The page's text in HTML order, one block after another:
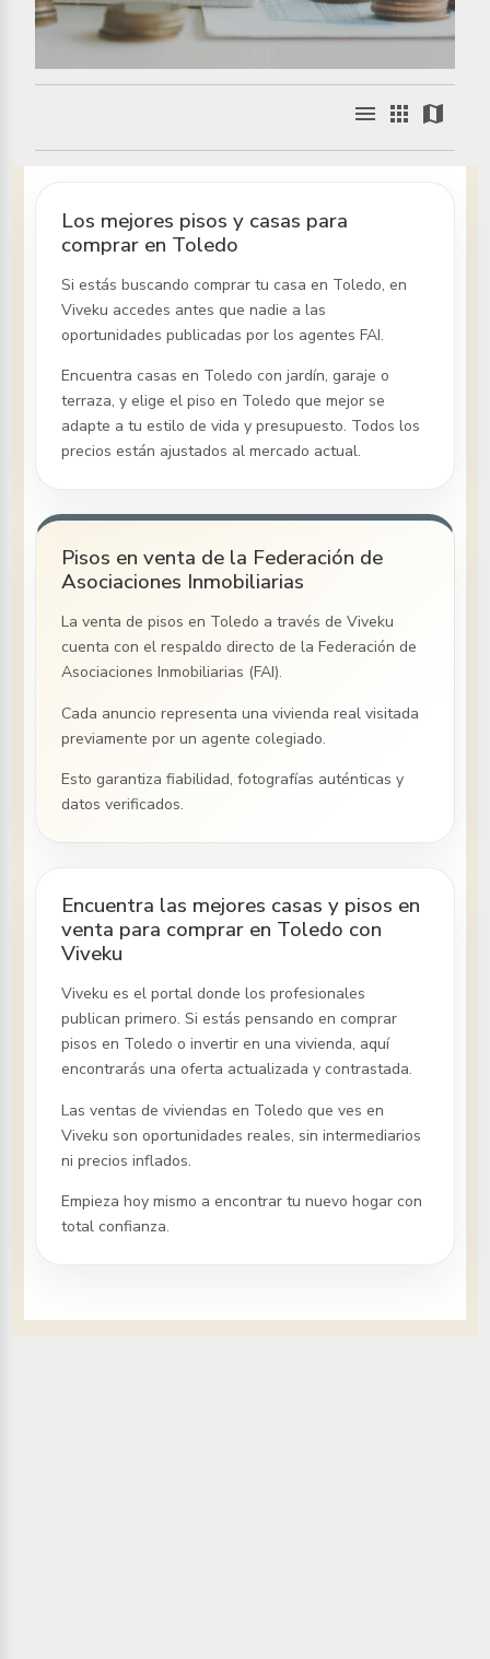
menu apps map
Los mejores pisos y casas para
comprar en Toledo
Si estás buscando comprar tu casaen Toledo, en
Viveku accedes antes que nadie a las
oportunidades publicadas por los agentes FAI.
Encuentra casasen Toledo con jardín, garaje o
terraza, y elige el pisoen Toledo que mejor se
adapte a tu estilo de vida y presupuesto. Todos los
precios están ajustados al mercado actual.
Pisos en venta de la Federación de
Asociaciones Inmobiliarias
La venta de pisosen Toledo a través de Viveku
cuenta con el respaldo directo de la Federación de
Asociaciones Inmobiliarias (FAI).
Cada anuncio representa una vivienda real visitada
previamente por un agente colegiado.
Esto garantiza fiabilidad, fotografías auténticas y
datos verificados.
Encuentra las mejores casas y pisos en
venta para comprar en Toledo con
Viveku
Viveku es el portal donde los profesionales
publican primero. Si estás pensando en comprar
pisosen Toledo o invertir en una vivienda, aquí
encontrarás una oferta actualizada y contrastada.
Las ventas de viviendasen Toledo que ves en
Viveku son oportunidades reales, sin intermediarios
ni precios inflados.
Empieza hoy mismo a encontrar tu nuevo hogar con
total confianza.